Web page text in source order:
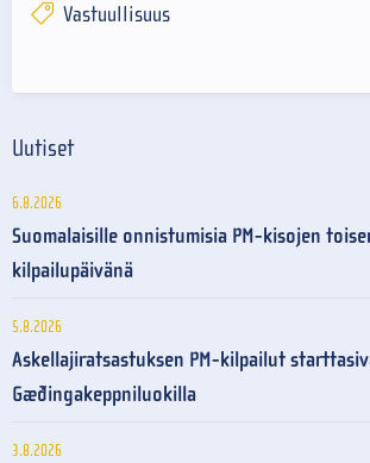
Vastuullisuus
Uutiset
6.8.2026
Suomalaisille onnistumisia PM-kisojen
kilpailupäivänä
5.8.2026
Askellajiratsastuksen PM-kilpailut
Gæðingakeppniluokilla
3.8.2026